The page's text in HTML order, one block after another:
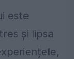
este
și lipsa